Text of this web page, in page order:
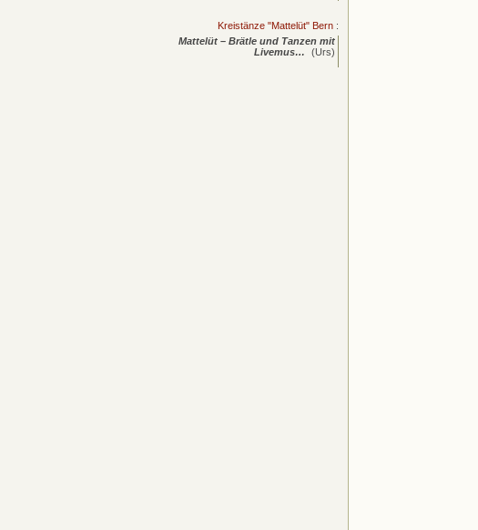
Kreistänze "Mattelüt" Bern :
Mattelüt – Brätle und Tanzen mit
Livemus…
(Urs)